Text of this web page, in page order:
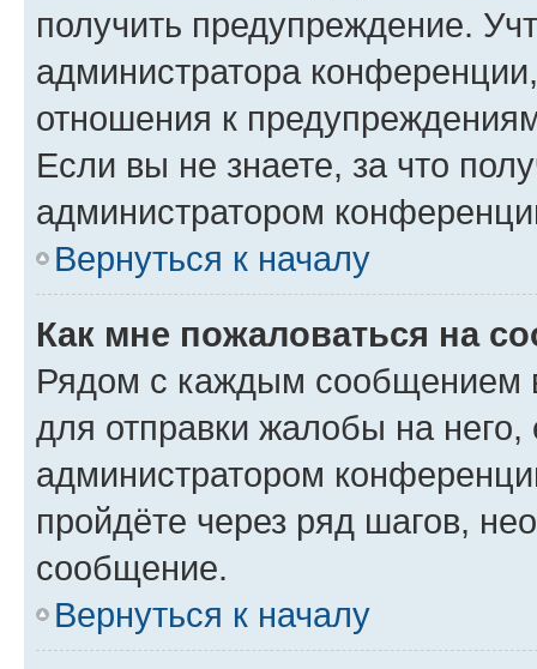
получить предупреждение.
администратора
отношения к
Если вы не знаете, за что
администратором
Вернуться к началу
Как мне пожаловаться на
Рядом с каждым сообщением
для отправки жалобы на
администратором
пройдёте через ряд шагов,
сообщение.
Вернуться к началу